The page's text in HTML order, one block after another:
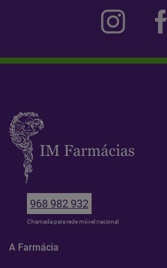
968 982 932
Chamada para rede móvel nacional
A Farmácia